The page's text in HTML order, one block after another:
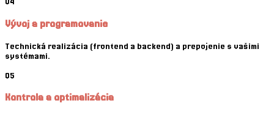
Vývoj a programovanie
Technická realizácia (frontend a backend) a prepojenie s vašimi
systémami.
05
Kontrola a optimalizácia